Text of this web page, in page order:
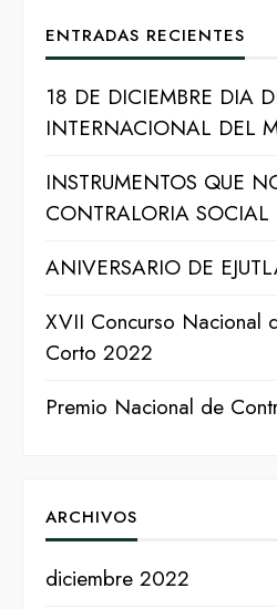
Presupuesto de
Volumen V
Presupuesto de
Presupuesto de
Volumen VII_
Volumen IV
Presupuesto de
Volumen V
Presupuesto de
Volumen VI
Presupuesto de
Volumen VII
VOLUMEN IV
VOLUMEN V
VOLUMEN VI
Presupuesto de
Presupuesto de
ENTRADAS RECIENTES
18 DE DICIEMBRE DIA
INTERNACIONAL DEL
INSTRUMENTOS QUE
CONTRALORIA SOCIAL
ANIVERSARIO DE
XVII Concurso Nacional
Corto 2022
Premio Nacional de
ARCHIVOS
diciembre 2022